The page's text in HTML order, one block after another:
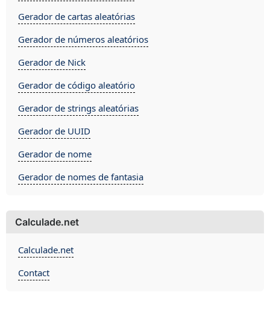
Gerador de cartas aleatórias
Gerador de números aleatórios
Gerador de Nick
Gerador de código aleatório
Gerador de strings aleatórias
Gerador de UUID
Gerador de nome
Gerador de nomes de fantasia
Calculade.net
Calculade.net
Contact